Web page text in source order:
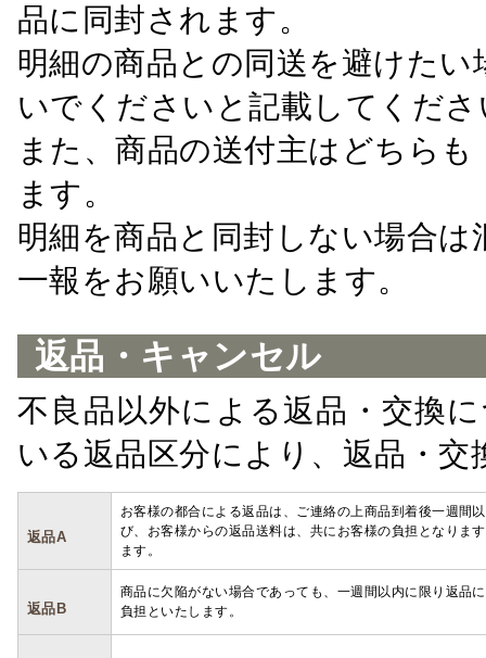
品に同封されます。
明細の商品との同送を避けた
いでくださいと記載してくださ
また、商品の送付主はどちら
ます。
明細を商品と同封しない場合
一報をお願いいたします。
返品・キャンセル
不良品以外による返品・交換
いる返品区分により、返品・
返品A
お客様の都合による返品は、ご連絡の上商品到着後一週間
び、お客様からの返品送料は、共にお客様の負担となりま
ます。
返品B
商品に欠陥がない場合であっても、一週間以内に限り返品
負担といたします。